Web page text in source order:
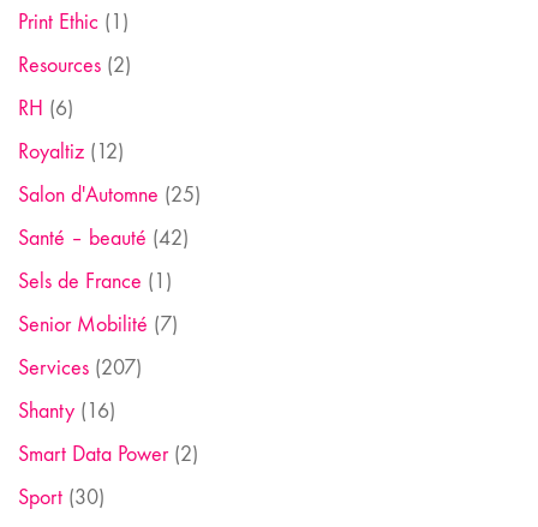
Print Ethic (1)
Resources (2)
RH (6)
Royaltiz (12)
Salon d'Automne (25)
Santé – beauté (42)
Sels de France (1)
Senior Mobilité (7)
Services (207)
Shanty (16)
Smart Data Power(2)
Sport (30)